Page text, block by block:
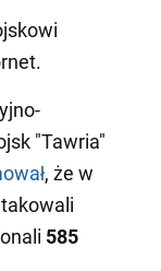
"Tawria"
, że w
585